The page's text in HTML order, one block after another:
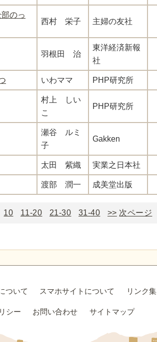
のっ
西村 栄子 主婦の友社
羽根田 治
東洋経済新報
社
いわママ PHP研究所
村上 しい
こ
PHP研究所
瀬谷 ルミ
子
Gakken
太田 紫織 実業之日本社
渡部 潤一 成美堂出版
10 11-20 21-30 31-40 >> 次ページ
ついて スマホサイトについて リンク集
シー お問い合わせ サイトマップ